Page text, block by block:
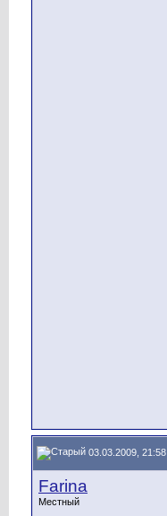
03.03.2009, 21:58
Farina
Местный